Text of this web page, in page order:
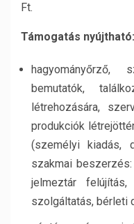
Ft.
Támogatás nyújtható:
hagyományőrző,
bemutatók,
létrehozására,
produkciók
(személyi kiadás,
szakmai
jelmeztár
szolgáltatás, bérleti